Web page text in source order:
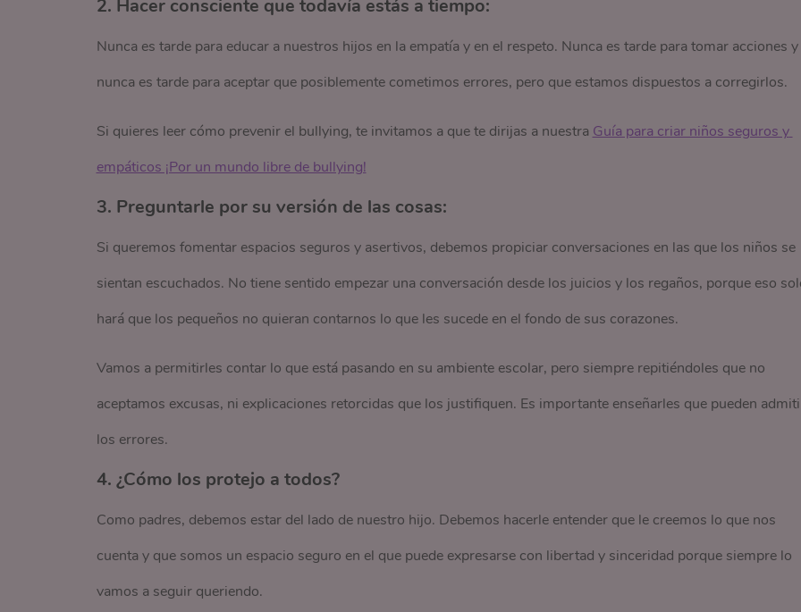
2. Hacer consciente que todavía estás a tiempo:
Nunca es tarde para educar a nuestros hijos en la empatía y en el respeto. Nunca es tarde para tomar acciones y
nunca es tarde para aceptar que posiblemente cometimos errores, pero que estamos dispuestos a corregirlos.
Si quieres leer cómo prevenir el bullying, te invitamos a que te dirijas a nuestra Guía para criar niños seguros y
empáticos ¡Por un mundo libre de bullying!
3. Preguntarle por su versión de las cosas:
Si queremos fomentar espacios seguros y asertivos, debemos propiciar conversaciones en las que los niños se
sientan escuchados. No tiene sentido empezar una conversación desde los juicios y los regaños, porque eso
hará que los pequeños no quieran contarnos lo que les sucede en el fondo de sus corazones.
Vamos a permitirles contar lo que está pasando en su ambiente escolar, pero siempre repitiéndoles que no
aceptamos excusas, ni explicaciones retorcidas que los justifiquen. Es importante enseñarles que pueden
los errores.
4. ¿Cómo los protejo a todos?
Como padres, debemos estar del lado de nuestro hijo. Debemos hacerle entender que le creemos lo que nos
cuenta y que somos un espacio seguro en el que puede expresarse con libertad y sinceridad porque siempre lo
vamos a seguir queriendo.